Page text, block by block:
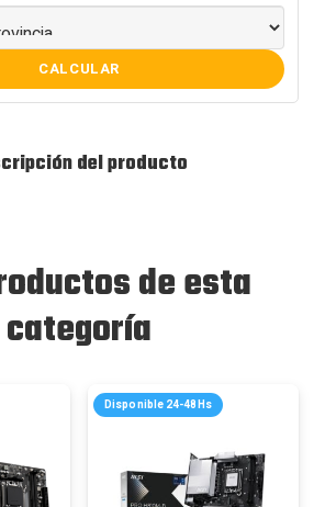
CALCULAR
del producto
de esta
categoría
Disponible 24-48Hs